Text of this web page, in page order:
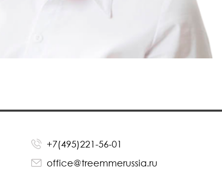
+7(495)221-56-01
office@treemmerussia.ru